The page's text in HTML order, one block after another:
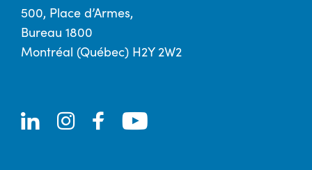
500, Place d’Armes,
Bureau 1800
Montréal (Québec) H2Y 2W2